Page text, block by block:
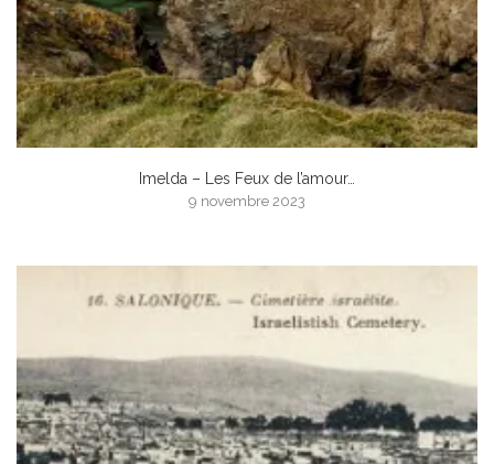
Imelda – Les Feux de l’amour…
9 novembre 2023